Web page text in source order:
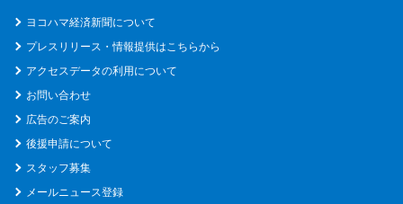
ヨコハマ経済新聞について
プレスリリース・情報提供はこちらから
アクセスデータの利用について
お問い合わせ
広告のご案内
後援申請について
スタッフ募集
メールニュース登録